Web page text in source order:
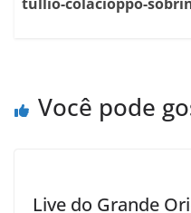
Você pode
Live do Grande